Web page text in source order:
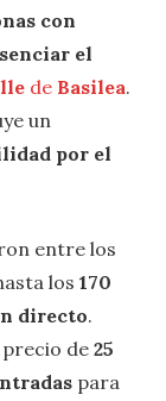
con
el
de Basilea.
un
por el
entre los
los 170
directo.
de25
para